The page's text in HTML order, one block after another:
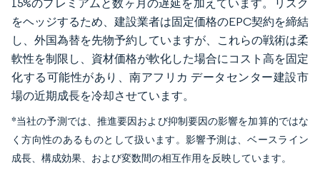
15%のプレミアムと数ヶ月の遅延を加えています。リスク
をヘッジするため、建設業者は固定価格のEPC契約を締結
し、外国為替を先物予約していますが、これらの戦術は柔
軟性を制限し、資材価格が軟化した場合にコスト高を固定
化する可能性があり、南アフリカ データセンター建設市
場の近期成長を冷却させています。
*当社の予測では、推進要因および抑制要因の影響を加算的ではな
く方向性のあるものとして扱います。影響予測は、ベースライン
成長、構成効果、および変数間の相互作用を反映しています。